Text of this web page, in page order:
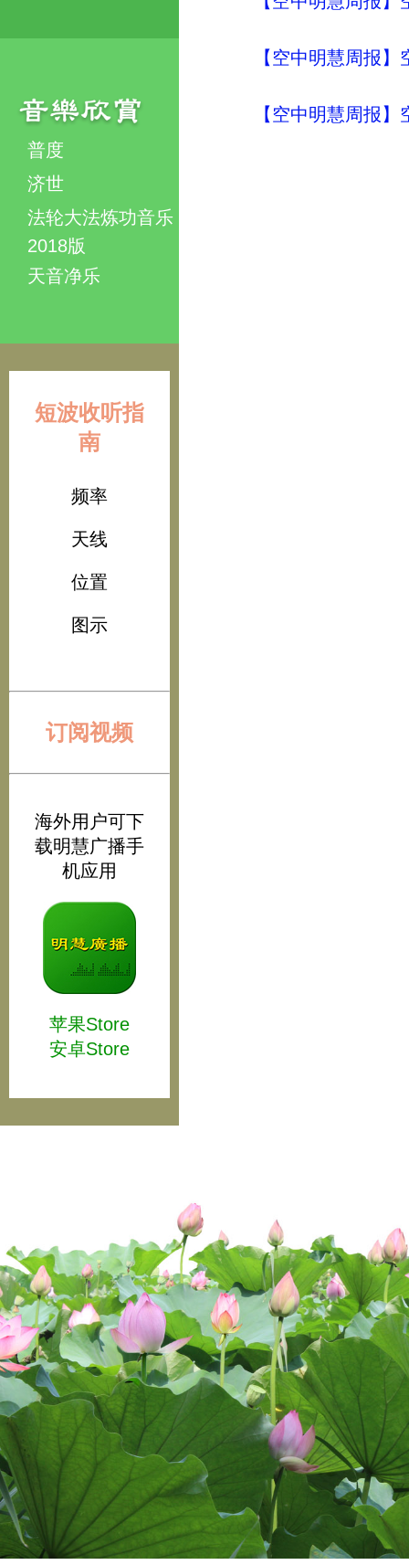
普度
济世
法轮大法炼功音乐
2018版
天音净乐
短波收听指
南
频率
天线
位置
图示
订阅视频
海外用户可下
载明慧广播手
机应用
苹果Store
安卓Store
【空中明慧周报
【空中明慧周报